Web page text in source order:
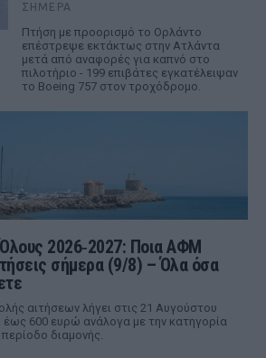
ΣΉΜΕΡΑ
Πτήση με προορισμό το Ορλάντο
επέστρεψε εκτάκτως στην Ατλάντα
μετά από αναφορές για καπνό στο
πιλοτήριο - 199 επιβάτες εγκατέλειψαν
το Boeing 757 στον τροχόδρομο.
Όλους 2026‑2027: Ποια ΑΦΜ
σήμερα (9/8) – Όλα όσα
αιτήσεων λήγει στις 21 Αυγούστου
έως 600 ευρώ ανάλογα με την κατηγορία
περίοδο διαμονής.